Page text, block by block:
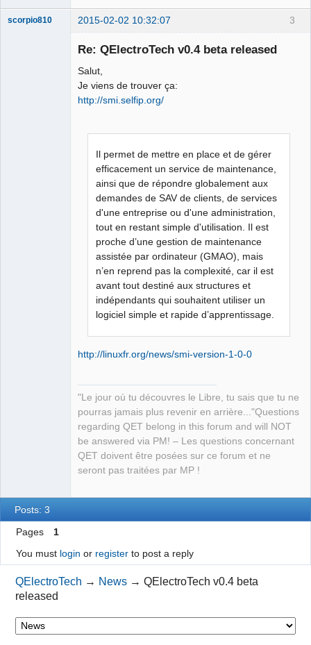
3
scorpio810 2015-02-02 10:32:07
Re: QElectroTech v0.4 beta released
Salut,
Je viens de trouver ça:
http://smi.selfip.org/
Il permet de mettre en place et de gérer
efficacement un service de maintenance,
ainsi que de répondre globalement aux
demandes de SAV de clients, de services
d'une entreprise ou d'une administration,
tout en restant simple d'utilisation. Il est
proche d’une gestion de maintenance
assistée par ordinateur (GMAO), mais
n’en reprend pas la complexité, car il est
avant tout destiné aux structures et
indépendants qui souhaitent utiliser un
logiciel simple et rapide d’apprentissage.
http://linuxfr.org/news/smi-version-1-0-0
"Le jour où tu découvres le Libre, tu sais que tu ne
pourras jamais plus revenir en arrière..."Questions
regarding QET belong in this forum and will NOT
be answered via PM! – Les questions concernant
QET doivent être posées sur ce forum et ne
seront pas traitées par MP !
Posts: 3
Pages
1
You must login or registerto post a reply
QElectroTech → News →QElectroTech v0.4 beta
released